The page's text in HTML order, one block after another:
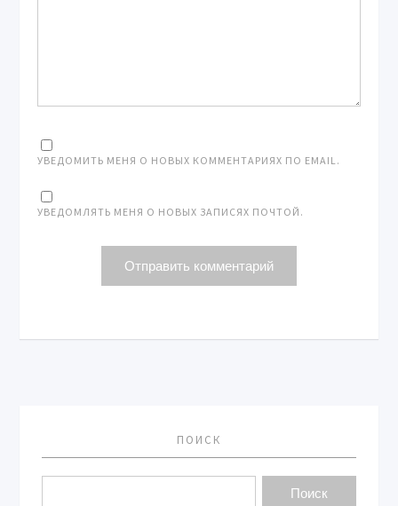
УВЕДОМИТЬ МЕНЯ О НОВЫХ КОММЕНТАРИЯХ ПО EMAIL.
УВЕДОМЛЯТЬ МЕНЯ О НОВЫХ ЗАПИСЯХ ПОЧТОЙ.
ПОИСК